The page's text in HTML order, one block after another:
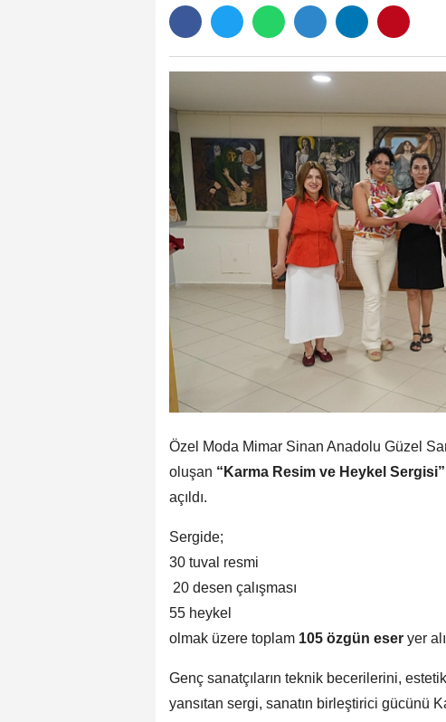
Özel Moda Mimar Sinan Anadolu Güzel
oluşan “Karma Resim ve Heykel Sergisi”
açıldı.
Sergide;
30 tuval resmi
️ 20 desen çalışması
55 heykel
olmak üzere toplam 105 özgün eser yer
Genç sanatçıların teknik becerilerini,
yansıtan sergi, sanatın birleştirici gücünü